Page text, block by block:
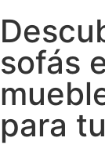
sofás
para